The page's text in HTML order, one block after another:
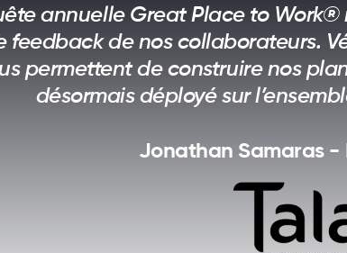
annuelle Great Place to
feedback de nos collaborateurs.
permettent de construire nos
désormais déployé sur
Jonathan Samaras